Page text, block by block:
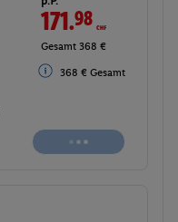
171.98CHF
Gesamt 343.97 CHF
368 € Gesamt
Buchen